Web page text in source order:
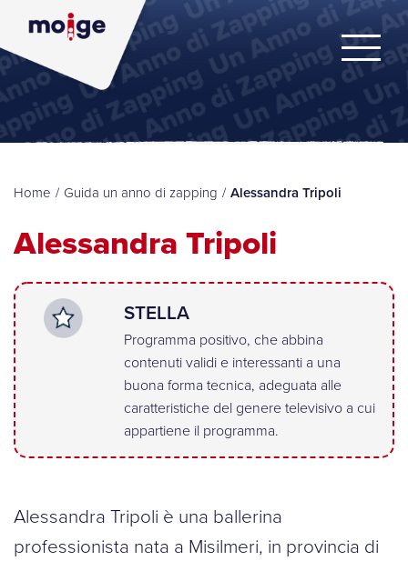
Home / Guida un anno di zapping / Alessandra Tripoli
Alessandra Tripoli
STELLA
Programma positivo, che abbina
contenuti validi e interessanti a una
buona forma tecnica, adeguata alle
caratteristiche del genere televisivo a cui
appartiene il programma.
Alessandra Tripoli è una ballerina
professionista nata a Misilmeri, in provincia di